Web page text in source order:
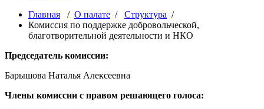
Главная / О палате / Структура /
Комиссия по поддержке добровольческой,
благотворительной деятельности и НКО
Председатель комиссии:
Барышова Наталья Алексеевна
Члены комиссии с правом решающего голоса: